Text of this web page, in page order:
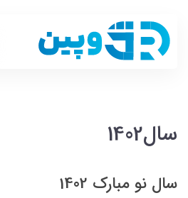
سال1402
سال نو مبارک 1402